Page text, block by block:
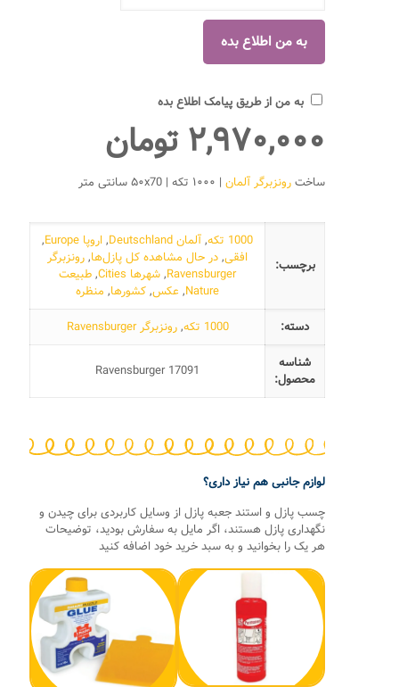
به من از طریق پیامک اطلاع بده
۲,۹۷۰,۰۰۰ تومان
ساخترونزبرگر آلمان | ۱۰۰۰ تکه | ۵۰x70 سانتی متر
برچسب:
1000 تکه ,آلمان Deutschland ,اروپا Europe
,
افقی,در حال مشاهده کل پازل‌ها,رونزبرگر
Ravensburger
,شهرها Cities ,طبیعت
Nature
, عکس,کشورها, منظره
دسته:
1000 تکه ,رونزبرگر Ravensburger
شناسه
محصول:
Ravensburger 17091
لوازم جانبی هم نیاز داری؟
چسب پازل و استند جعبه پازل از وسایل کاربردی برای چیدن و
نگهداری پازل هستند، اگر مایل به سفارش بودید، توضیحات
هر یک را بخوانید و به سبد خرید خود اضافه کنید